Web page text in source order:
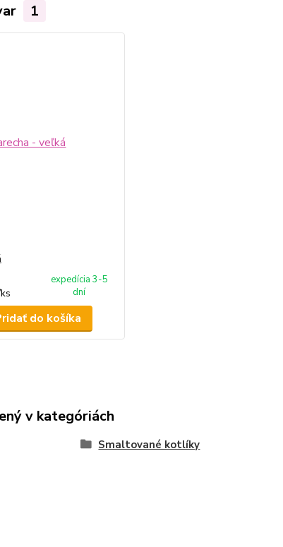
1
ks
expedícia 3-5
dní
do košíka
v kategóriách
Smaltované kotlíky